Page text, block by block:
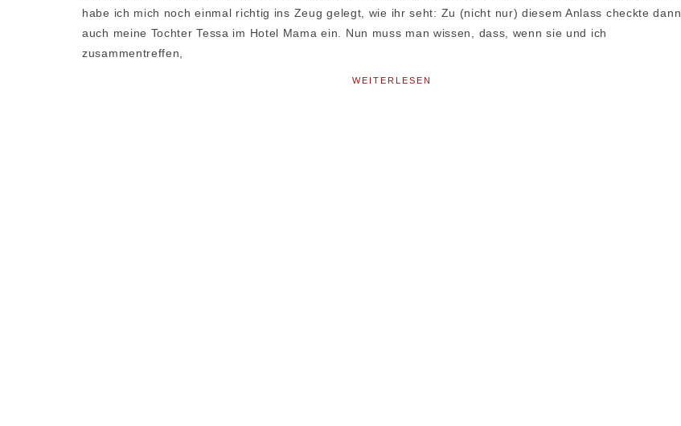
habe ich mich noch einmal richtig ins Zeug gelegt, wie ihr seht: Zu (nicht nur) diesem Anlass checkte dann
auch meine Tochter Tessa im Hotel Mama ein. Nun muss man wissen, dass, wenn sie und ich
zusammentreffen,
WEITERLESEN